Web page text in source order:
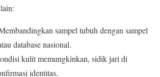
sampel tubuh dengan sampel
database nasional.
kulit memungkinkan, sidik jari di
identitas.